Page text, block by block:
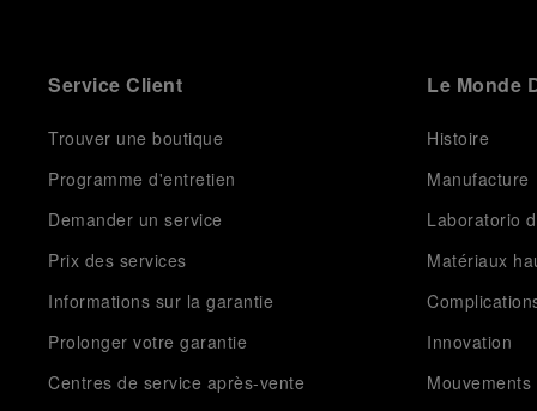
Service Client
Trouver une boutique
Programme d'entretien
Demander un service
Prix des services
Informations sur la garantie
Prolonger votre garantie
Centres de service après-vente
Le Monde
Histoire
Manufacture
Laboratorio
Matériaux
Innovation
Mouvements